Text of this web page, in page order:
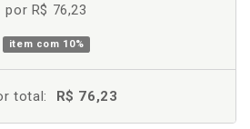
por R$ 76,23
item com 10%
total: R$ 76,23